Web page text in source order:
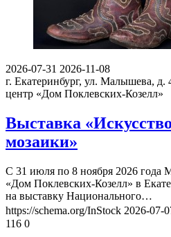
2026-07-31 2026-11-08
г. Екатеринбург, ул. Малышева, д.
центр «Дом Поклевских-Козелл»
Выставка
мозаики»
С 31 июля по 8 ноября 2026 года
«Дом Поклевских-Козелл» в
на выставку Национального…
https://schema.org/InStock 2026-07-
116 0